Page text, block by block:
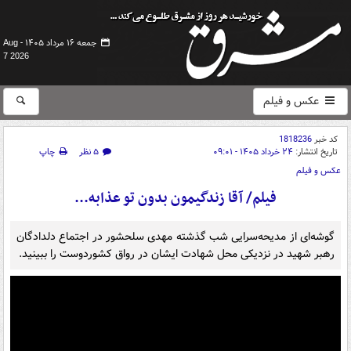
جمعه ۱۶ مرداد ۱۴۰۵ -
Aug
7 2026
عکس و فیلم
کد خبر1818236
تاریخ انتشار: ۲۴ خرداد ۱۴۰۵ - ۰۹:۰۱ ۵ نظر
چاپ
عکس و فیلم
فیلم/ آقا زندگیمون بدون تو عذابه...
گوشه‌ای از مدیحه‌سرایی شب گذشته مهدی سلحشور در اجتماع دلدادگان
رهبر شهید در نزدیکی محل شهادت ایشان در رواق کشوردوست را ببینید.